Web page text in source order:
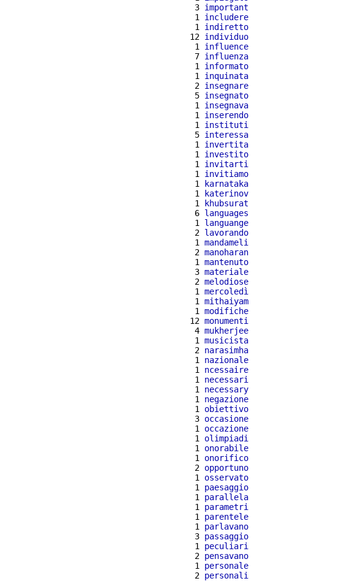
  3
important
  1
includere
  1
indiretto
12 individuo
  1
influence
  7
influenza
  1
informato
  1
inquinata
  2
insegnare
  5
insegnato
  1
insegnava
  1
inserendo
  1
instituti
  5
interessa
  1
invertita
  1
investito
  1
invitarti
  1
invitiamo
  1
karnataka
  1
katerinov
  1
khubsurat
  6
languages
  1
languange
  2
lavorando
  1
mandameli
  2
manoharan
  1
mantenuto
  3
materiale
  2
melodiose
  1
mercoledì
  1
mithaiyam
  1
modifiche
12 monumenti
  4
mukherjee
  1
musicista
  2
narasimha
  1
nazionale
  1
ncessaire
  1
necessari
  1
necessary
  1
negazione
  1
obiettivo
  3
occasione
  1
occazione
  1
olimpiadi
  1
onorabile
  1
onorifico
  2
opportuno
  1
osservato
  1
paesaggio
  1
parallela
  1
parametri
  1
parentele
  1
parlavano
  3
passaggio
  1
peculiari
  2
pensavano
  1
personale
  2
personali